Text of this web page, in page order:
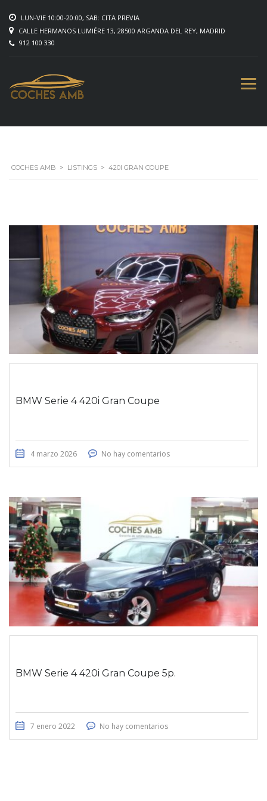
LUN-VIE 10:00-20:00, SAB: CITA PREVIA
CALLE HERMANOS LUMIÉRE 13, 28500 ARGANDA DEL REY, MADRID
912 100 330
COCHES AMB > LISTINGS > 420I GRAN COUPE
BMW Serie 4 420i Gran Coupe
4 marzo 2026 No hay comentarios
BMW Serie 4 420i Gran Coupe 5p.
7 enero 2022 No hay comentarios